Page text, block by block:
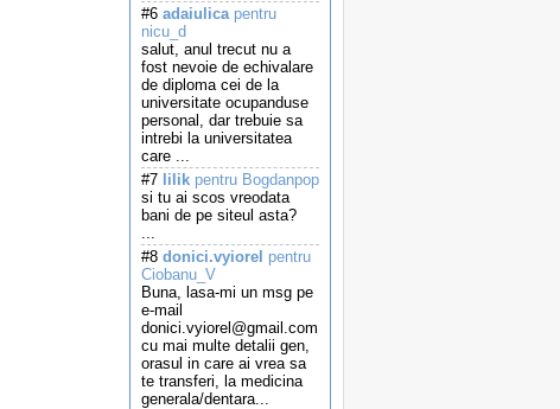
#6 adaiulicapentru
nicu_d
salut, anul trecut nu a
fost nevoie de echivalare
de diploma cei de la
universitate ocupanduse
personal, dar trebuie sa
intrebi la universitatea
care ...
#7 lilik pentru Bogdanpop
si tu ai scos vreodata
bani de pe siteul asta?
...
#8 donici.vyiorel pentru
Ciobanu_V
Buna, lasa-mi un msg pe
e-mail
donici.vyiorel@gmail.com
cu mai multe detalii gen,
orasul in care ai vrea sa
te transferi, la medicina
generala/dentara...